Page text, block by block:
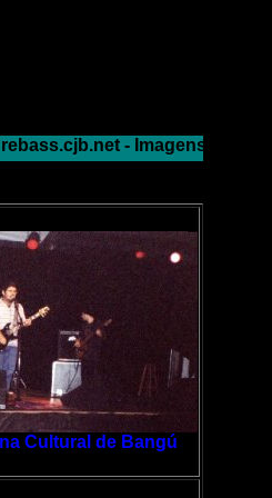
- Imagens do meu
Cultural de Bangú